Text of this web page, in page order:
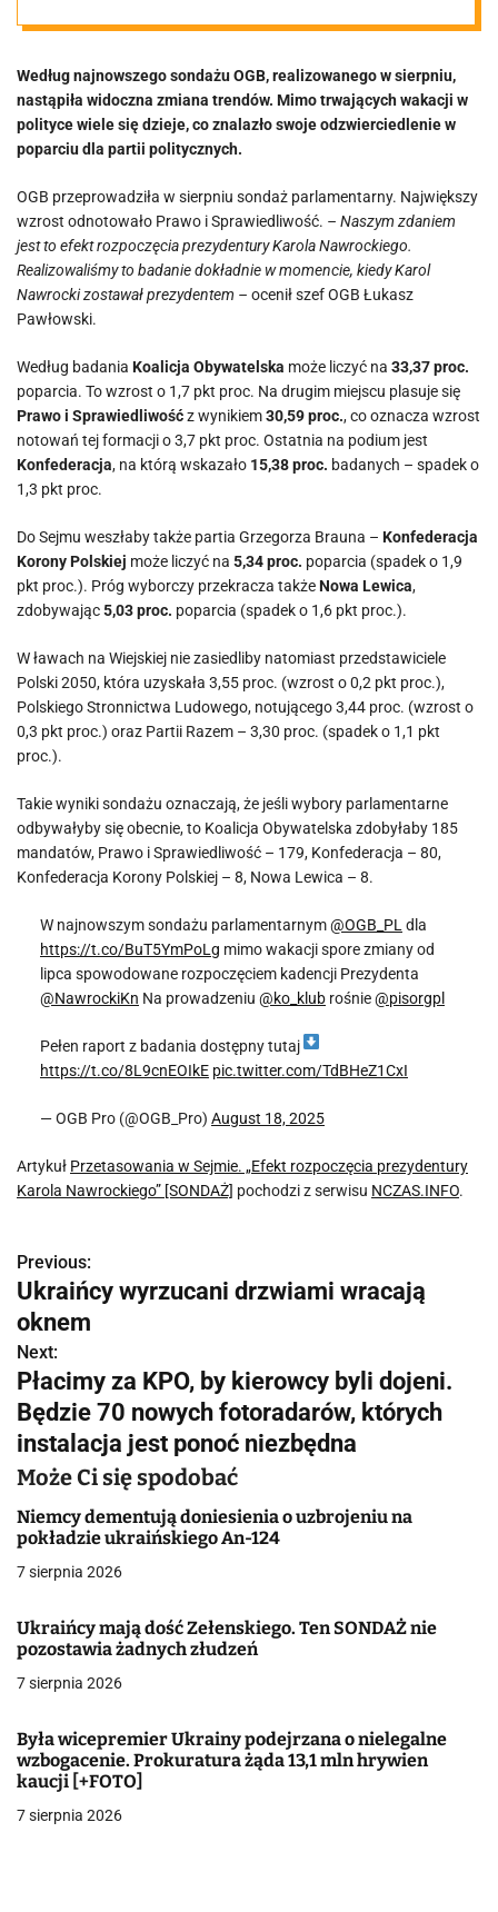
Karola
Nawrockiego”
[SONDAŻ]
Według najnowszego sondażu OGB, realizowanego w sierpniu,
nastąpiła widoczna zmiana trendów. Mimo trwających wakacji w
polityce wiele się dzieje, co znalazło swoje odzwierciedlenie w
poparciu dla partii politycznych.
OGB przeprowadziła w sierpniu sondaż parlamentarny. Największy
wzrost odnotowało Prawo i Sprawiedliwość. – Naszym zdaniem
jest to efekt rozpoczęcia prezydentury Karola Nawrockiego.
Realizowaliśmy to badanie dokładnie w momencie, kiedy Karol
Nawrocki zostawał prezydentem – ocenił szef OGB Łukasz
Pawłowski.
Według badania Koalicja Obywatelska może liczyć na 33,37 proc.
poparcia. To wzrost o 1,7 pkt proc. Na drugim miejscu plasuje się
Prawo i Sprawiedliwośćz wynikiem30,59 proc., co oznacza wzrost
notowań tej formacji o 3,7 pkt proc. Ostatnia na podium jest
Konfederacja, na którą wskazało 15,38 proc. badanych – spadek o
1,3 pkt proc.
Do Sejmu weszłaby także partia Grzegorza Brauna – Konfederacja
Korony Polskiej może liczyć na 5,34 proc. poparcia (spadek o 1,9
pkt proc.). Próg wyborczy przekracza takżeNowa Lewica,
zdobywając5,03 proc. poparcia (spadek o 1,6 pkt proc.).
W ławach na Wiejskiej nie zasiedliby natomiast przedstawiciele
Polski 2050, która uzyskała 3,55 proc. (wzrost o 0,2 pkt proc.),
Polskiego Stronnictwa Ludowego, notującego 3,44 proc. (wzrost o
0,3 pkt proc.) oraz Partii Razem – 3,30 proc. (spadek o 1,1 pkt
proc.).
Takie wyniki sondażu oznaczają, że jeśli wybory parlamentarne
odbywałyby się obecnie, to Koalicja Obywatelska zdobyłaby 185
mandatów, Prawo i Sprawiedliwość – 179, Konfederacja – 80,
Konfederacja Korony Polskiej – 8, Nowa Lewica – 8.
W najnowszym sondażu parlamentarnym@OGB_PL dla
https://t.co/BuT5YmPoLg mimo wakacji spore zmiany od
lipca spowodowane rozpoczęciem kadencji Prezydenta
@NawrockiKn Na prowadzeniu @ko_klub rośnie@pisorgpl
Pełen raport z badania dostępny tutaj
https://t.co/8L9cnEOIkE pic.twitter.com/TdBHeZ1CxI
— OGB Pro (@OGB_Pro) August 18, 2025
Artykuł Przetasowania w Sejmie. „Efekt rozpoczęcia prezydentury
Karola Nawrockiego” [SONDAŻ] pochodzi z serwisu NCZAS.INFO.
N
a
w
i
g
a
c
j
w
p
i
s
u
Previous:
Ukraińcy wyrzucani drzwiami wracają
oknem
Next:
Płacimy za KPO, by kierowcy byli dojeni.
Będzie 70 nowych fotoradarów, których
instalacja jest ponoć niezbędna
Może Ci się spodobać
Niemcy dementują doniesienia o uzbrojeniu na
pokładzie ukraińskiego An-124
7 sierpnia 2026
Ukraińcy mają dość Zełenskiego. Ten SONDAŻ nie
pozostawia żadnych złudzeń
7 sierpnia 2026
Była wicepremier Ukrainy podejrzana o nielegalne
wzbogacenie. Prokuratura żąda 13,1 mln hrywien
kaucji [+FOTO]
7 sierpnia 2026